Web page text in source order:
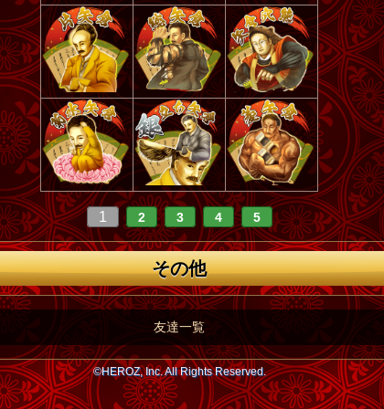
1 2 3 4 5
その他
友達一覧
©HEROZ, Inc. All Rights Reserved.